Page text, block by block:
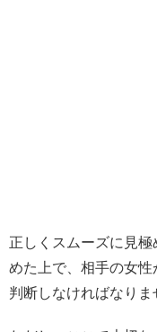
正しくスムーズに見
めた上で、相手の女
判断しなければなりま